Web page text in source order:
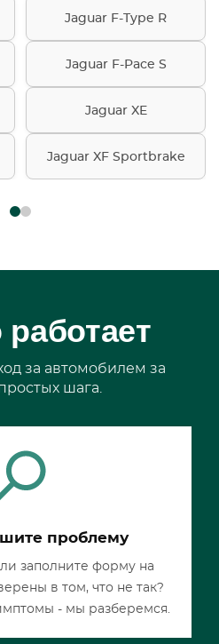
Jaguar F-Type R
Jaguar F-Pace S
Jaguar XE
Jaguar XF Sportbrake
работает
за автомобилем за
шага.
проблему
заполните форму на
в том, что не так?
- мы разберемся.